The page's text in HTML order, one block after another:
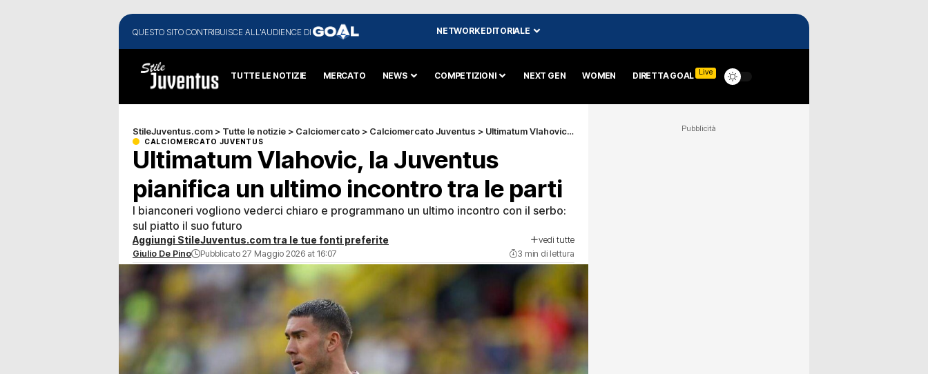
QUESTO SITO CONTRIBUISCE ALL'AUDIENCE DI NETWORK EDITORIALE
TUTTE LE NOTIZIE MERCATO NEWS COMPETIZIONI NEXT GEN WOMEN DIRETTA GOAL Live
StileJuventus.com > Tutte le notizie > Calciomercato > Calciomercato Juventus > Ultimatum Vlahovic, la Juventus pianifica un ultimo incontro tra le parti
CALCIOMERCATO JUVENTUS
Ultimatum Vlahovic, la Juventus
pianifica un ultimo incontro tra le parti
I bianconeri vogliono vederci chiaro e programmano un ultimo incontro con il serbo:
sul piatto il suo futuro
Aggiungi StileJuventus.com tra le tue fonti preferite vedi tutte
Giulio De Pino Pubblicato 27 Maggio 2026 at 16:07 3 min di lettura
Pubblicità